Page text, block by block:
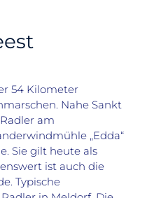
54 Kilometer
Nahe Sankt
am
„Edda“
Sie gilt heute als
ist auch die
Typische